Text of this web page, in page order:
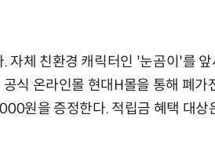
자체 친환경 캐릭터인 '눈곰이'를
식 온라인몰 현대H몰을 통해 폐가
원을 증정한다. 적립금 혜택 대상